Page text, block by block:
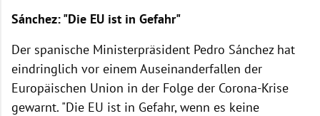
Sánchez: "Die EU ist in Gefahr"
Der spanische Ministerpräsident Pedro Sánchez hat
eindringlich vor einem Auseinanderfallen der
Europäischen Union in der Folge der Corona-Krise
gewarnt. "Die EU ist in Gefahr, wenn es keine